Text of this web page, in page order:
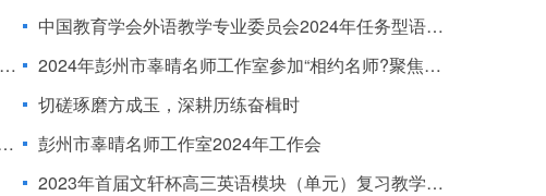
中国教育学会外语教学专业委员会2024年任务型语言教学研讨会
2024年彭州市辜晴名师工作室参加“相约名师?聚焦课堂”中小学高效课堂与有效教学设计研讨会
切磋琢磨方成玉，深耕历练奋楫时
彭州市辜晴名师工作室2024年工作会
2023年首届文轩杯高三英语模块（单元）复习教学设计及解读比赛简报